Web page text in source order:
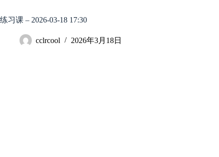
至
内
练习课 – 2026-03-18 17:30
cclrcool 2026年3月18日